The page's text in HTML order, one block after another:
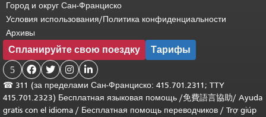
Город и округ Сан-Франциско
Условия использования/Политика конфиденциальности
Архивы
Спланируйте свою поездку Тарифы
5    
☎ 311 (за пределами Сан-Франциско: 415.701.2311; TTY
415.701.2323) Бесплатная языковая помощь /免費語言協助/ Ayuda
gratis con el idioma / Бесплатная помощь переводчиков / Trợ giúp